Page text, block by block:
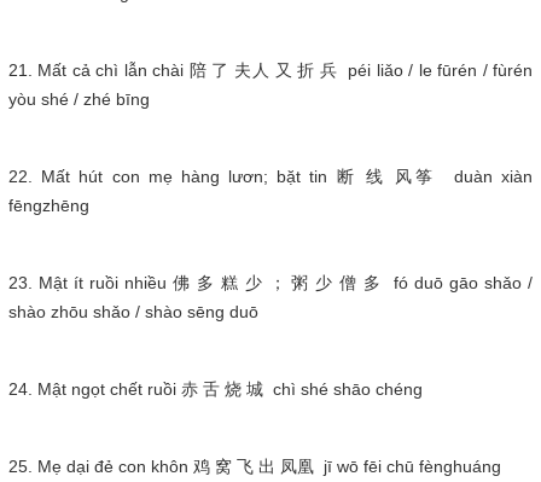
21. Mất cả chì lẫn chài 陪 了 夫人 又 折 兵 péi liǎo / le fūrén / fùrén
yòu shé / zhé bīng
22. Mất hút con mẹ hàng lươn; bặt tin 断 线 风筝 duàn xiàn
fēngzhēng
23. Mật ít ruồi nhiều 佛 多 糕 少 ； 粥 少 僧 多 fó duō gāo shǎo /
shào zhōu shǎo / shào sēng duō
24. Mật ngọt chết ruồi 赤 舌 烧 城 chì shé shāo chéng
25. Mẹ dại đẻ con khôn 鸡 窝 飞 出 凤凰 jī wō fēi chū fènghuáng